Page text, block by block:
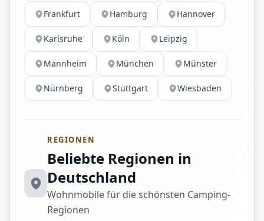
Frankfurt Hamburg Hannover
Karlsruhe Köln Leipzig
Mannheim München Münster
Nürnberg Stuttgart Wiesbaden
REGIONEN
Beliebte Regionen in
Deutschland
Wohnmobile für die schönsten Camping-
Regionen